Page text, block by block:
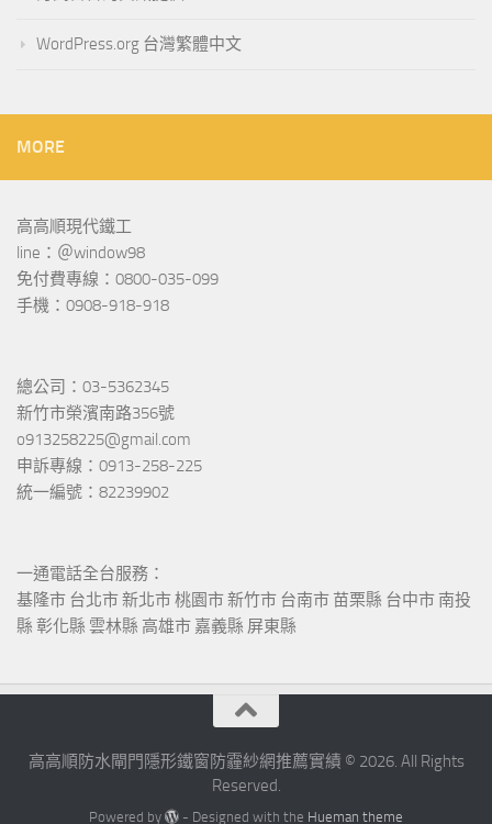
WordPress.org 台灣繁體中文
MORE
高高順現代鐵工
line：＠window98
免付費專線：0800-035-099
手機：0908-918-918
總公司：03-5362345
新竹市榮濱南路356號
o913258225@gmail.com
申訴專線：0913-258-225
統一編號：82239902
一通電話全台服務：
基隆市 台北市 新北市 桃園市 新竹市 台南市 苗栗縣 台中市 南投
縣 彰化縣 雲林縣 高雄市 嘉義縣 屏東縣
高高順防水閘門隱形鐵窗防霾紗網推薦實績 © 2026. All Rights
Reserved.
Powered by - Designed with the Hueman theme